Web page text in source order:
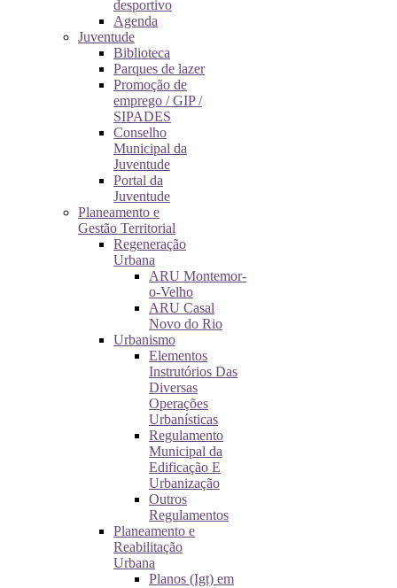
desportivo
Agenda
Juventude
Biblioteca
Parques de lazer
Promoção de
emprego / GIP /
SIPADES
Conselho
Municipal da
Juventude
Portal da
Juventude
Planeamento e
Gestão Territorial
Regeneração
Urbana
ARU Montemor-
o-Velho
ARU Casal
Novo do Rio
Urbanismo
Elementos
Instrutórios Das
Diversas
Operações
Urbanísticas
Regulamento
Municipal da
Edificação E
Urbanização
Outros
Regulamentos
Planeamento e
Reabilitação
Urbana
Planos (Igt) em